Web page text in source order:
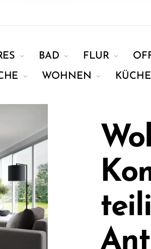
BAD FLUR
WOHNEN KÜCHE